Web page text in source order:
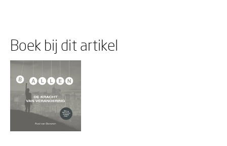
Boek bij dit artikel